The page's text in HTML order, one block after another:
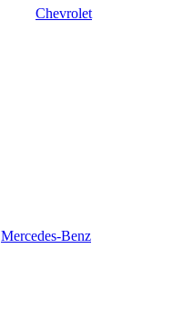
Chevrolet
Mercedes-Benz